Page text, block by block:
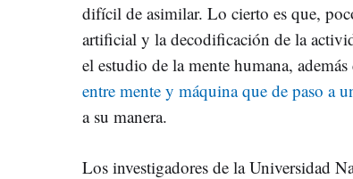
difícil de asimilar. Lo cierto es que,
artificial y la decodificación de la
el estudio de la mente humana, además
entre mente y máquina que de paso a
a su manera.
Los investigadores de la Universidad